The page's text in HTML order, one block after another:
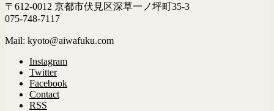
〒612-0012 京都市伏見区深草一ノ坪町35-3
075-748-7117
Mail: kyoto@aiwafuku.com
Instagram
Twitter
Facebook
Contact
RSS